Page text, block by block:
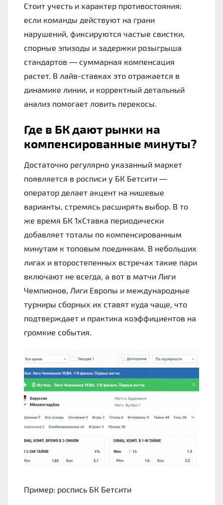
Стоит учесть и характер противостояния:
если команды действуют на грани
нарушений, фиксируются частые свистки,
спорные эпизоды и задержки розыгрыша
стандартов — суммарная компенсация
растет. В лайв-ставках это отражается в
динамике линии, и корректный детальный
анализ помогает ловить перекосы.
Где в БК дают рынки на
компенсированные минуты?
Достаточно регулярно указанный маркет
появляется в росписи у БК Бетсити —
оператор делает акцент на нишевые
варианты, стремясь расширять выбор. В то
же время БК 1хСтавка периодически
добавляет тоталы по компенсированным
минутам к топовым поединкам. В небольших
лигах и второстепенных встречах такие пари
включают не всегда, а вот в матчи Лиги
Чемпионов, Лиги Европы и международные
турниры сборных их ставят куда чаще, что
подтверждает и практика коэффициентов на
громкие события.
Пример: роспись БК Бетсити